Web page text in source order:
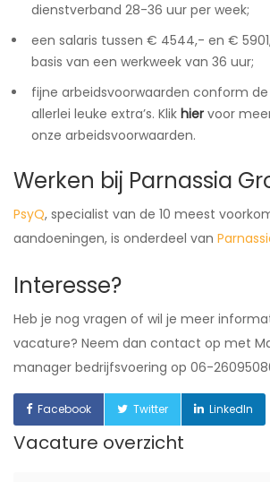
dienstverband 28-36 uur per week;
een salaris tussen € 4544,- en €
basis van een werkweek van 36 uur;
fijne arbeidsvoorwaarden conform
allerlei leuke extra’s. Klik hier voor
onze arbeidsvoorwaarden.
Werken bij Parnassia
PsyQ, specialist van de 10 meest
aandoeningen, is onderdeel van
Interesse?
Heb je nog vragen of wil je meer
vacature? Neem dan contact op met
manager bedrijfsvoering op 06-
Facebook Twitter LinkedIn
Vacature overzicht